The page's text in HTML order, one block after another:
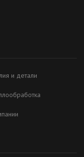
и детали